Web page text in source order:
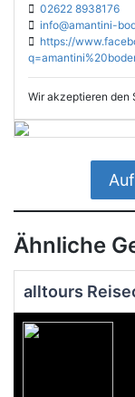
02622 8938176
info@amantini-
https://
Wir akzeptieren den
Ähnliche